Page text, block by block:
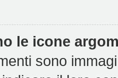
le icone
sono